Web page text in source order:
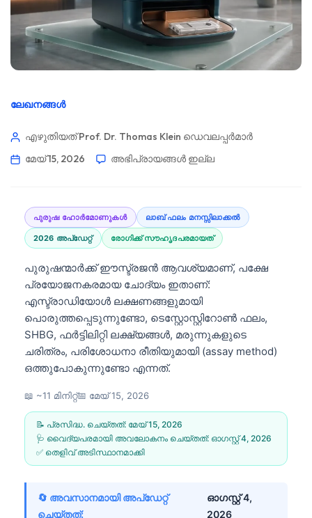
ലേഖനങ്ങൾ
എഴുതിയത് Prof. Dr. Thomas Klein ഡെവലപ്പർമാർ
മേയ്‌ 15, 2026
അഭിപ്രായങ്ങൾ ഇല്ല
പുരുഷ ഹോർമോണുകൾ ലാബ് ഫലം മനസ്സിലാക്കൽ
2026 അപ്‌ഡേറ്റ് രോഗിക്ക് സൗഹൃദപരമായത്
പുരുഷന്മാർക്ക് ഈസ്ട്രജൻ ആവശ്യമാണ്, പക്ഷേ
പ്രയോജനകരമായ ചോദ്യം ഇതാണ്:
എസ്ട്രാഡിയോൾ ലക്ഷണങ്ങളുമായി
പൊരുത്തപ്പെടുന്നുണ്ടോ, ടെസ്റ്റോസ്റ്റിറോൺ ഫലം,
SHBG, ഫർട്ടിലിറ്റി ലക്ഷ്യങ്ങൾ, മരുന്നുകളുടെ
ചരിത്രം, പരിശോധനാ രീതിയുമായി (assay method)
ഒത്തുപോകുന്നുണ്ടോ എന്നത്.
📖 ~11 മിനിറ്റ്📅 മേയ് 15, 2026
📝 പ്രസിദ്ധ. ചെയ്തത്: മേയ് 15, 2026
🩺 വൈദ്യപരമായി അവലോകനം ചെയ്തത്: ഓഗസ്റ്റ്‌ 4, 2026
✅ തെളിവ് അടിസ്ഥാനമാക്കി
🔄 അവസാനമായി അപ്ഡേറ്റ്
ചെയ്തത്:
ഓഗസ്റ്റ്‌ 4,
2026